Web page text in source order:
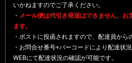
いかねますのでご了承ください。
・ メール便は代引き発送はできません。お
ます。
・ポストに投函されますので、配達員から
・お問合せ番号+バーコードにより配達状
WEBにて配達状況の確認が可能です。